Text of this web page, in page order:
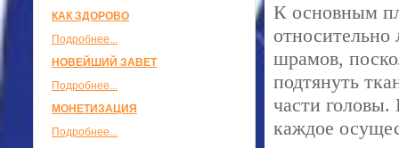
КАК ЗДОРОВО
Подробнее...
НОВЕЙШИЙ ЗАВЕТ
Подробнее...
МОНЕТИЗАЦИЯ
Подробнее...
К основным
относительно
шрамов,
подтянуть
части
каждое